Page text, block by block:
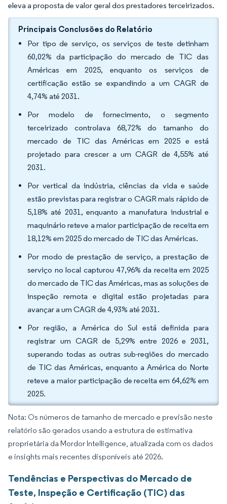
eleva a proposta de valor geral dos prestadores terceirizados.
Principais Conclusões do Relatório
Por tipo de serviço, os serviços de teste detinham
60,02% da participação do mercado de TIC das
Américas em 2025, enquanto os serviços de
certificação estão se expandindo a um CAGR de
4,74% até 2031.
Por modelo de fornecimento, o segmento
terceirizado controlava 68,72% do tamanho do
mercado de TIC das Américas em 2025 e está
projetado para crescer a um CAGR de 4,55% até
2031.
Por vertical da indústria, ciências da vida e saúde
estão previstas para registrar o CAGR mais rápido de
5,18% até 2031, enquanto a manufatura industrial e
maquinário reteve a maior participação de receita em
18,12% em 2025 do mercado de TIC das Américas.
Por modo de prestação de serviço, a prestação de
serviço no local capturou 47,96% da receita em 2025
do mercado de TIC das Américas, mas as soluções de
inspeção remota e digital estão projetadas para
avançar a um CAGR de 4,93% até 2031.
Por região, a América do Sul está definida para
registrar um CAGR de 5,29% entre 2026 e 2031,
superando todas as outras sub-regiões do mercado
de TIC das Américas, enquanto a América do Norte
reteve a maior participação de receita em 64,62% em
2025.
Nota: Os números de tamanho de mercado e previsão neste
relatório são gerados usando a estrutura de estimativa
proprietária da Mordor Intelligence, atualizada com os dados
e insights mais recentes disponíveis até 2026.
Tendências e Perspectivas do Mercado de
Teste, Inspeção e Certificação (TIC) das